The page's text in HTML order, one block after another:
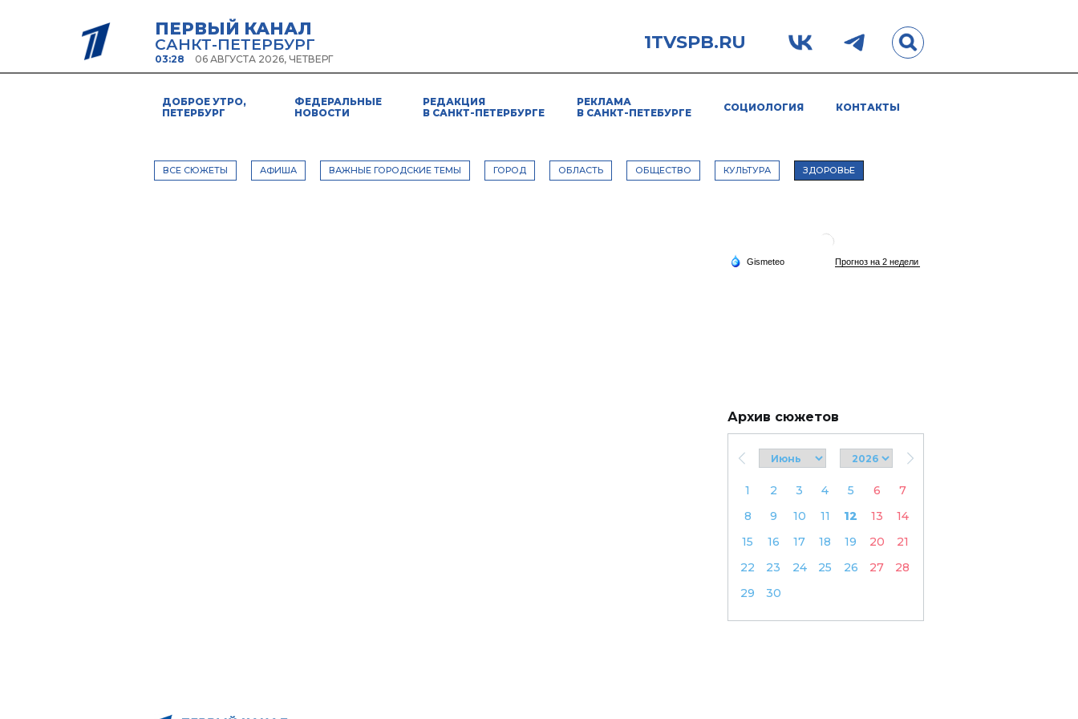
ПЕРВЫЙ КАНАЛ
САНКТ-ПЕТЕРБУРГ
03:28 06 АВГУСТА 2026, ЧЕТВЕРГ
1TVSPB.RU
ДОБРОЕ УТРО,
ПЕТЕРБУРГ
ФЕДЕРАЛЬНЫЕ
НОВОСТИ
РЕДАКЦИЯ
В САНКТ-ПЕТЕРБУРГЕ
РЕКЛАМА
В САНКТ-ПЕТЕБУРГЕ
СОЦИОЛОГИЯ КОНТАКТЫ
ВСЕ СЮЖЕТЫ АФИША ВАЖНЫЕ ГОРОДСКИЕ ТЕМЫ ГОРОД ОБЛАСТЬ ОБЩЕСТВО КУЛЬТУРА ЗДОРОВЬЕ
Архив сюжетов
1 2 3 4 5 6
7
8
9 10 11 12 13
14
15
16 17 18 19 20
21
22
23 24 25 26 27
28
29
30